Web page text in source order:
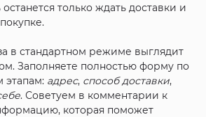
только ждать доставки и
в стандартном режиме выглядит
Заполняете полностью форму по
этапам: адрес, способ доставки,
. Советуем в комментарии к
которая поможет